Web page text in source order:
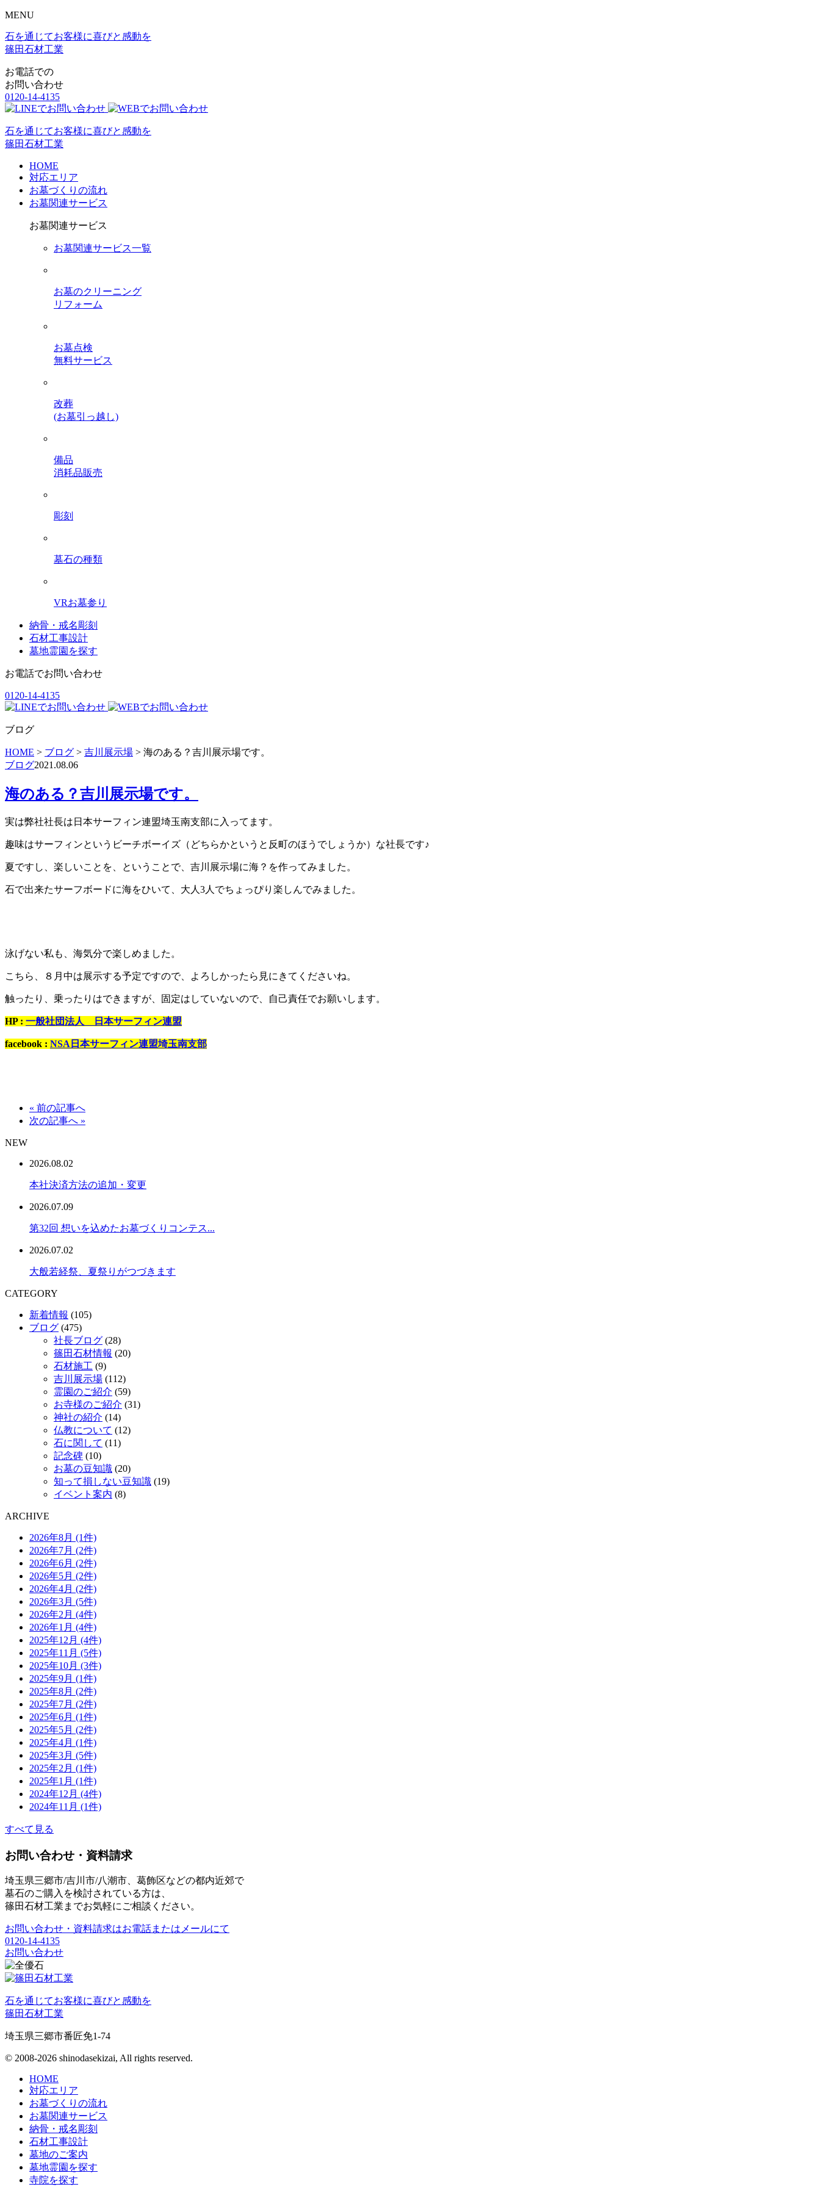
MENU
石を通じてお客様に喜びと感動を
篠田石材工業
お電話での
お問い合わせ
0120-14-4135
石を通じてお客様に喜びと感動を
篠田石材工業
HOME
対応エリア
お墓づくりの流れ
お墓関連サービス
お墓関連サービス
お墓関連サービス一覧
お墓のクリーニング
リフォーム
お墓点検
無料サービス
改葬
(お墓引っ越し)
備品
消耗品販売
彫刻
墓石の種類
VRお墓参り
納骨・戒名彫刻
石材工事設計
墓地霊園を探す
お電話でお問い合わせ
0120-14-4135
ブログ
HOME > ブログ > 吉川展示場 > 海のある？吉川展示場です。
ブログ2021.08.06
海のある？吉川展示場です。
実は弊社社長は日本サーフィン連盟埼玉南支部に入ってます。
趣味はサーフィンというビーチボーイズ（どちらかというと反町のほうでしょうか）な社長です♪
夏ですし、楽しいことを、ということで、吉川展示場に海？を作ってみました。
石で出来たサーフボードに海をひいて、大人3人でちょっぴり楽しんでみました。
泳げない私も、海気分で楽しめました。
こちら、８月中は展示する予定ですので、よろしかったら見にきてくださいね。
触ったり、乗ったりはできますが、固定はしていないので、自己責任でお願いします。
HP : 一般社団法人 日本サーフィン連盟
facebook : NSA日本サーフィン連盟埼玉南支部
« 前の記事へ
次の記事へ »
NEW
2026.08.02
本社決済方法の追加・変更
2026.07.09
第32回 想いを込めたお墓づくりコンテス...
2026.07.02
大般若経祭、夏祭りがつづきます
CATEGORY
新着情報 (105)
ブログ (475)
社長ブログ (28)
篠田石材情報 (20)
石材施工 (9)
吉川展示場 (112)
霊園のご紹介 (59)
お寺様のご紹介 (31)
神社の紹介 (14)
仏教について (12)
石に関して (11)
記念碑 (10)
お墓の豆知識 (20)
知って損しない豆知識 (19)
イベント案内 (8)
ARCHIVE
2026年8月 (1件)
2026年7月 (2件)
2026年6月 (2件)
2026年5月 (2件)
2026年4月 (2件)
2026年3月 (5件)
2026年2月 (4件)
2026年1月 (4件)
2025年12月 (4件)
2025年11月 (5件)
2025年10月 (3件)
2025年9月 (1件)
2025年8月 (2件)
2025年7月 (2件)
2025年6月 (1件)
2025年5月 (2件)
2025年4月 (1件)
2025年3月 (5件)
2025年2月 (1件)
2025年1月 (1件)
2024年12月 (4件)
2024年11月 (1件)
すべて見る
お問い合わせ・資料請求
埼玉県三郷市/吉川市/八潮市、葛飾区などの都内近郊で
墓石のご購入を検討されている方は、
篠田石材工業までお気軽にご相談ください。
お問い合わせ・資料請求はお電話またはメールにて
0120-14-4135
お問い合わせ
石を通じてお客様に喜びと感動を
篠田石材工業
埼玉県三郷市番匠免1-74
© 2008-2026 shinodasekizai, All rights reserved.
HOME
対応エリア
お墓づくりの流れ
お墓関連サービス
納骨・戒名彫刻
石材工事設計
墓地のご案内
墓地霊園を探す
寺院を探す